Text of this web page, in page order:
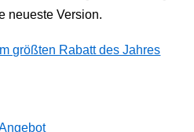
neueste Version.
größten Rabatt des Jahres